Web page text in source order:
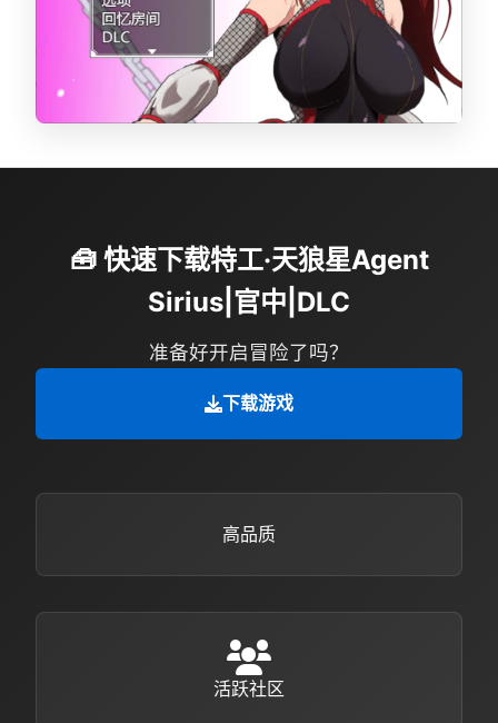
🧰 快速下载特工·天狼星Agent
Sirius|官中|DLC
准备好开启冒险了吗？
下载游戏
高品质
活跃社区